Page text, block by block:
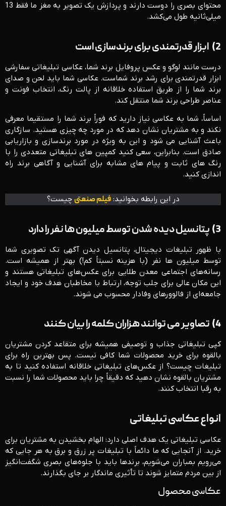
محتوای بصری را دوست دارند و پردازش یک تصویر به مغز ما فقط 13
میلی‌ثانیه طول می‌کشد.
2) ابزار قدرتمندی برای برندسازی است
درست مانند لوگو و عکس پروفایل برند شما، عکاسی تبلیغاتی سفارشی
ابزار قدرتمندی برای رشد برند شماست. عکاسی شما باید لحن و صدای
برند شما را از طریق استفاده خلاقانه از پالت رنگ، انتخاب فونت و
عناصر طراحی برند شما منتقل کند.
اساساً، شما به عکاسی نیاز دارید که فوراً برند شما را مستقیما معرفی
نکند و به مشتریان نشان دهد که در مورد چه چیزی هستید. سازگاری
باعث آشنایی می شود و این به ویژه در مورد برندسازی و بازاریابی
صادق است. بنابراین، سعی کنید کمپین های تبلیغاتی متعددی را با
رنگ های ثابت و پیام های مشابه برای آشنایی و آگاهی برند راه
اندازی کنید.
در این رابطه بخوانید:فیلم صنعتی چیست؟
3) پتانسیل دیده شدن توسط میلیون ها نفر را دارد
با ظهور تبلیغات دیجیتال، پتانسیل دیدن آگهی تک تصویری شما
توسط میلیون ها نفر (با هزینه نسبتاً کم!) بهتر از همیشه است.
رسانه‌های اجتماعی معدن طلایی برای عکس‌های تبلیغاتی هستند و
این مکان عالی برای جلب توجه، ارتباط با مخاطبان هدف خود و ایجاد
جامعه‌ای از فالوورهای وفادار محسوب می شوند.
4) تصاویر می توانند هزاران کلمه را بیان کنند
کپی تبلیغاتی جذاب و توصیفی همیشه برای متقاعد کردن مشتریان
بالقوه برای خرید محصولات شما کافی نیست. پس بهترین راه برای
تبلیغات چیست؟ از عکس‌های تبلیغاتی خلاقانه استفاده کنید تا به
مشتریان بالقوه نشان دهید که دقیقاً چرا باید محصولات شما را نسبت
به رقبا انتخاب کنند.
انواع عکاسی تبلیغاتی
عکاسی تبلیغاتی یک هدف اصلی دارد: الهام بخشیدن به مشتریان برای
خرید. از آنجایی که ما دائماً با تبلیغات پر زرق و برق به هر جایی که
می‌رویم بمباران می‌شویم، برندها باید با جلوه‌های بصری شگفت‌انگیز
از بین مردم متمایز شوند تا تأثیری ماندگار بر جای بگذارند.
عکاسی محصول